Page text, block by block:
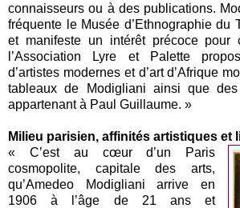
connaisseurs ou à des publications.
fréquente le Musée d’Ethnographie du
et manifeste un intérêt précoce pour
l’Association Lyre et Palette
d’artistes modernes et d’art d’Afrique
tableaux de Modigliani ainsi que
appartenant à Paul Guillaume. »
Milieu parisien, affinités artistiques et
« C’est au cœur d’un Paris
cosmopolite, capitale des arts,
qu’Amedeo Modigliani arrive en
1906 à l’âge de 21 ans et